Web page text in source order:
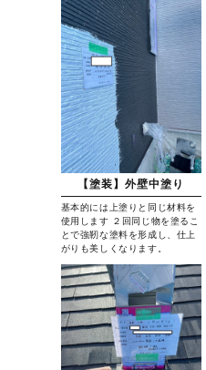
【塗装】外壁中塗り
基本的には上塗りと同じ材料を
使用します ２回同じ物を塗るこ
とで強靭な塗料を形成し、仕上
がりも美しくなります。